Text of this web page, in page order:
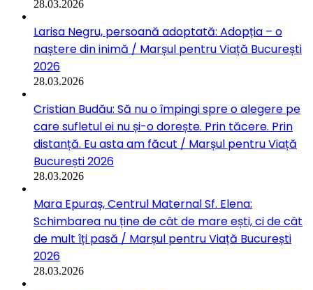
28.03.2026
Larisa Negru, persoană adoptată: Adopția – o
naștere din inimă / Marșul pentru Viață București
2026
28.03.2026
Cristian Budău: Să nu o împingi spre o alegere pe
care sufletul ei nu și-o dorește. Prin tăcere. Prin
distanță. Eu asta am făcut / Marșul pentru Viață
București 2026
28.03.2026
Mara Epuraș, Centrul Maternal Sf. Elena:
Schimbarea nu ține de cât de mare ești, ci de cât
de mult îți pasă / Marșul pentru Viață București
2026
28.03.2026